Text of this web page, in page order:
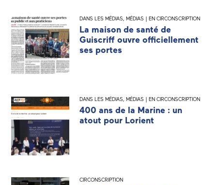
DANS LES MÉDIAS, MÉDIAS | EN CIRCONSCRIPTION
La maison de santé de
Guiscriff ouvre officiellement
ses portes
DANS LES MÉDIAS, MÉDIAS | EN CIRCONSCRIPTION
400 ans de la Marine : un
atout pour Lorient
CIRCONSCRIPTION